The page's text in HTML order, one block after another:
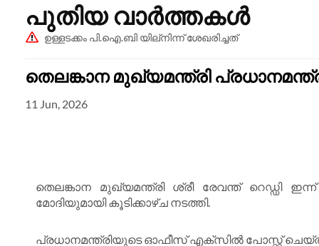
പുതിയ വാർത്തകൾ
ഉള്ളടക്കം പി.ഐ.ബി യില്നിന്ന് ശേഖരിച്ചത്
തെലങ്കാന മുഖ്യമന്ത്രി
11 Jun, 2026
തെലങ്കാന മുഖ്യമന്ത്രി ശ്രീ രേവന്ത് റെഡ്ഡി
മോദിയുമായി കൂടിക്കാഴ്ച നടത്തി.
പ്രധാനമന്ത്രിയുടെ ഓഫീസ് എക്സിൽ പോസ്റ്റ്